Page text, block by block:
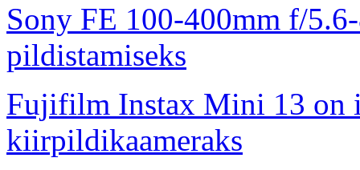
Sony FE 100-400mm f/
pildistamiseks
Fujifilm Instax Mini 13 on
kiirpildikaameraks